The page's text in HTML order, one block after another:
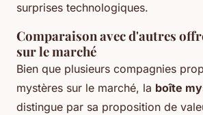
surprises technologiques.
Comparaison avec d'autres
sur le marché
Bien que plusieurs compagnies
mystères sur le marché, la boîte
distingue par sa proposition de